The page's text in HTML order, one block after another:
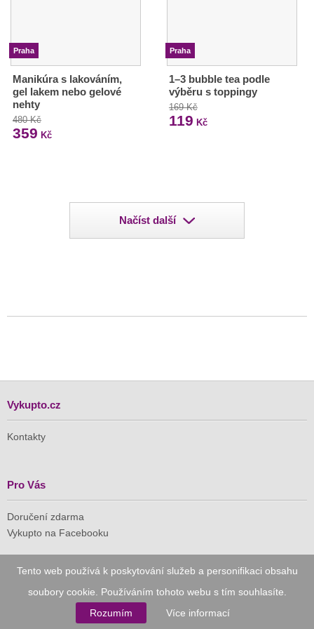
Tento web používá k poskytování služeb a personifikaci obsahu
soubory cookie. Používáním tohoto webu s tím souhlasíte.
Rozumím
Více informací
Praha
Manikúra s lakováním,
gel lakem nebo gelové
nehty
480 Kč
359 Kč
Praha
1–3 bubble tea podle
výběru s toppingy
169 Kč
119 Kč
Načíst další
Vykupto.cz
Kontakty
Pro Vás
Doručení zdarma
Vykupto na Facebooku
Důvěryhodný nákup
Naše společnost je členem Asociace pro elektronickou
komerci (APEK)